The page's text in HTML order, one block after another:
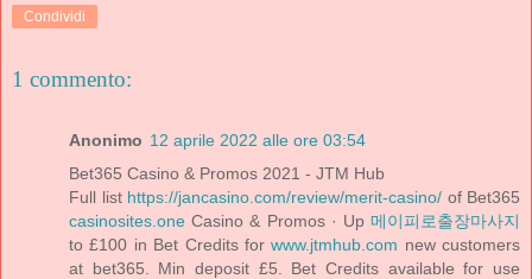
Condividi
1 commento:
Anonimo 12 aprile 2022 alle ore 03:54
Bet365 Casino & Promos 2021 - JTM Hub
Full list https://jancasino.com/review/merit-casino/ of Bet365
casinosites.one Casino & Promos · Up 메이피로출장마사지
to £100 in Bet Credits forwww.jtmhub.com new customers
at bet365. Min deposit £5. Bet Credits available for use